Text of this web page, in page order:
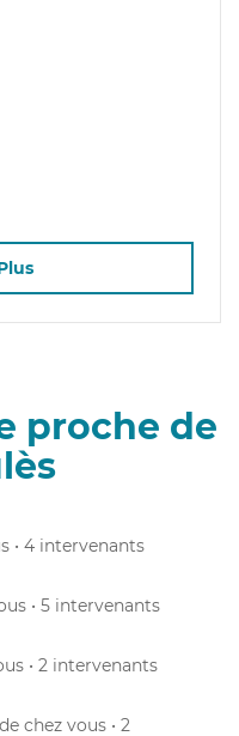
proche de
• 4 intervenants
• 5 intervenants
• 2 intervenants
chez vous • 2